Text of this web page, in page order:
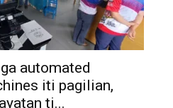
automated
iti pagilian,
ti...